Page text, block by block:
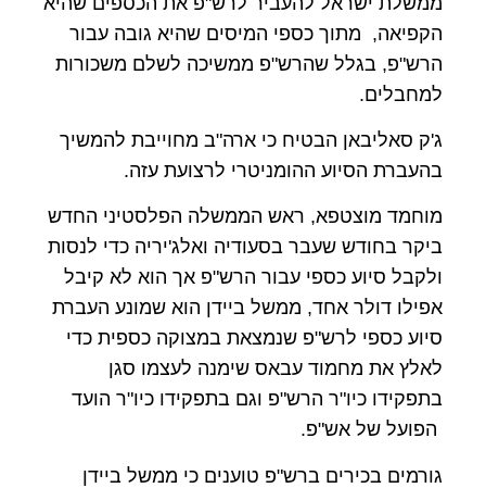
הקפיאה, מתוך כספי המיסים שהיא גובה עבור
הרש"פ, בגלל שהרש"פ ממשיכה לשלם משכורות
למחבלים.
ג'ק סאליבאן הבטיח כי ארה"ב מחוייבת להמשיך
בהעברת הסיוע ההומניטרי לרצועת עזה.
מוחמד מוצטפא, ראש הממשלה הפלסטיני החדש
ביקר בחודש שעבר בסעודיה ואלג'יריה כדי לנסות
ולקבל סיוע כספי עבור הרש"פ אך הוא לא קיבל
אפילו דולר אחד, ממשל ביידן הוא שמונע העברת
סיוע כספי לרש"פ שנמצאת במצוקה כספית כדי
לאלץ את מחמוד עבאס שימנה לעצמו סגן
בתפקידו כיו"ר הרש"פ וגם בתפקידו כיו"ר הועד
הפועל של אש"פ.
גורמים בכירים ברש"פ טוענים כי ממשל ביידן